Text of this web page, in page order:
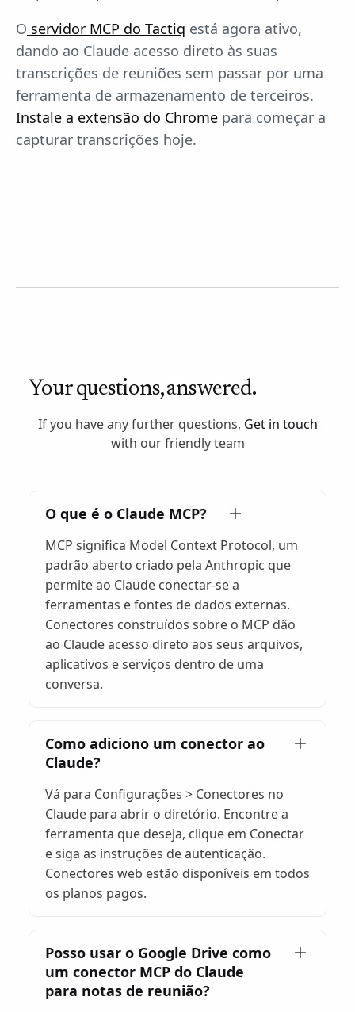
O servidor MCP do Tactiq está agora ativo,
dando ao Claude acesso direto às suas
transcrições de reuniões sem passar por uma
ferramenta de armazenamento de terceiros.
Instale a extensão do Chrome para começar a
capturar transcrições hoje.
Your questions, answered.
If you have any further questions, Get in touch
with our friendly team
O que é o Claude MCP?
MCP significa Model Context Protocol, um
padrão aberto criado pela Anthropic que
permite ao Claude conectar-se a
ferramentas e fontes de dados externas.
Conectores construídos sobre o MCP dão
ao Claude acesso direto aos seus arquivos,
aplicativos e serviços dentro de uma
conversa.
Como adiciono um conector ao
Claude?
Vá para Configurações > Conectores no
Claude para abrir o diretório. Encontre a
ferramenta que deseja, clique em Conectar
e siga as instruções de autenticação.
Conectores web estão disponíveis em todos
os planos pagos.
Posso usar o Google Drive como
um conector MCP do Claude
para notas de reunião?